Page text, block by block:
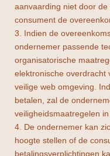
aanvaarding niet door
consument de
3. Indien de
ondernemer passende
organisatorische
elektronische overdracht
veilige web omgeving.
betalen, zal de
veiligheidsmaatregelen in
4. De ondernemer kan
hoogte stellen of de
betalingsverplichtingen